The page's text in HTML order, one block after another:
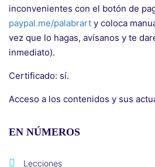
inconvenientes con el botón de
paypal.me/palabrart y coloca
vez que lo hagas, avísanos y te
inmediato).
Certificado: sí.
Acceso a los contenidos y sus
EN NÚMEROS
Lecciones